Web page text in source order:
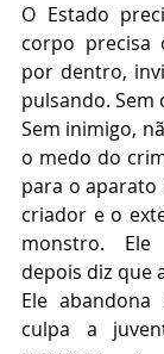
O Estado
corpo precisa
por dentro,
pulsando. Sem
Sem inimigo,
o medo do
para o aparato
criador e o
monstro.
depois diz que
Ele
culpa a